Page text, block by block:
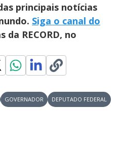
principais notícias
Siga o canal do
RECORD, no
GOVERNADOR
DEPUTADO FEDERAL